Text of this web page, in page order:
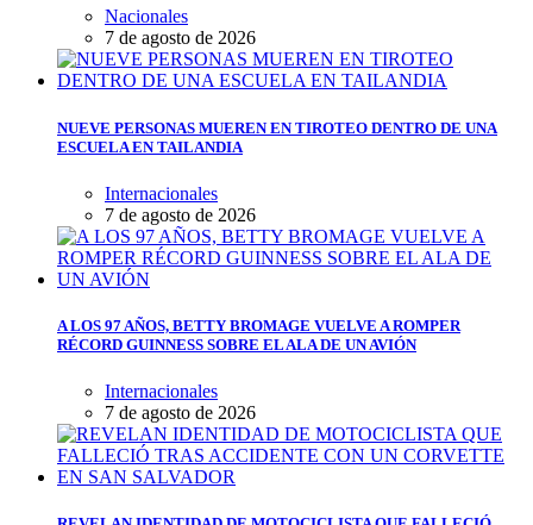
Nacionales
7 de agosto de 2026
NUEVE PERSONAS MUEREN EN TIROTEO DENTRO DE UNA
ESCUELA EN TAILANDIA
Internacionales
7 de agosto de 2026
A LOS 97 AÑOS, BETTY BROMAGE VUELVE A ROMPER
RÉCORD GUINNESS SOBRE EL ALA DE UN AVIÓN
Internacionales
7 de agosto de 2026